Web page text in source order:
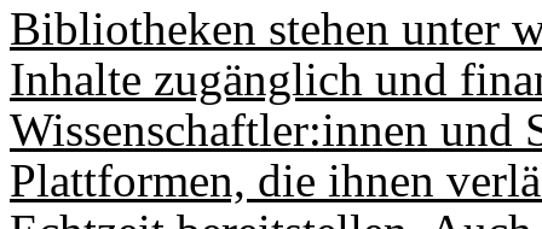
Bibliotheken stehen unter
Inhalte zugänglich und
Wissenschaftler:innen und
Plattformen, die ihnen